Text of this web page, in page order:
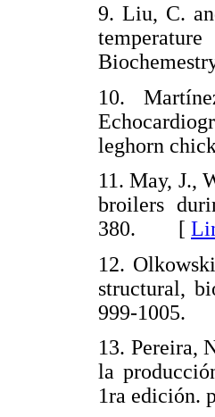
9. Liu, C.
10.
leghorn
11. May, J.,
broilers
380. [
12.
structural,
999-
13. Pereira,
la
1ra